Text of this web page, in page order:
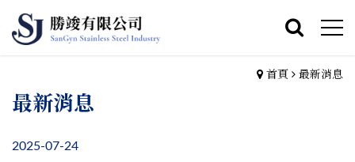
首頁 最新消息
最新消息
2025-07-24